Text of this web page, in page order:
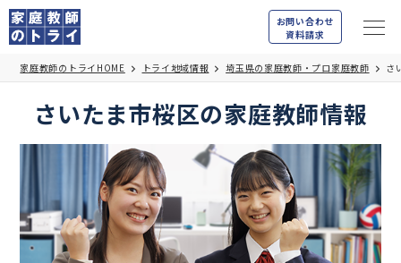
お問い合わせ
資料請求
家庭教師のトライHOME トライ地域情報 埼玉県の家庭教師・プロ家庭教師 さ
さいたま市桜区の家庭教師情報